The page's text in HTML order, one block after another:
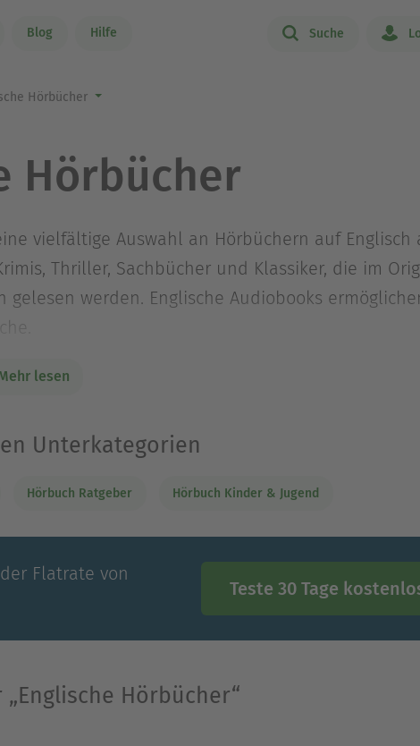
Blog Hilfe Suche
Hörbücher
Hörbücher
vielfältige Auswahl an Hörbüchern auf Englisch
Thriller, Sachbücher und Klassiker, die im
werden. Englische Audiobooks
als auch zur Verbesserung von
nach Titel und Erzähltempo sind englische
lesen
Unterkategorien
Hörbuch Ratgeber Hörbuch Kinder & Jugend
Flatrate von
Teste 30 Tage
Hörbücher“